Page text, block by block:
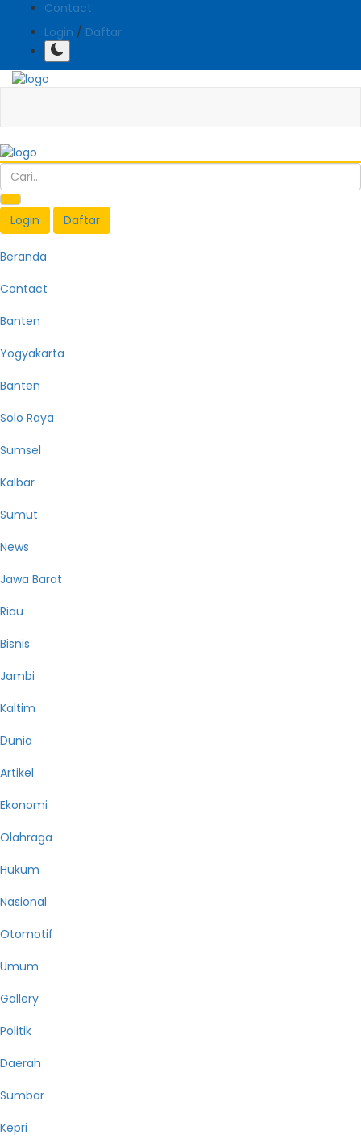
Contact
Login / Daftar
Login Daftar
Beranda
Contact
Banten
Yogyakarta
Banten
Solo Raya
Sumsel
Kalbar
Sumut
News
Jawa Barat
Riau
Bisnis
Jambi
Kaltim
Dunia
Artikel
Ekonomi
Olahraga
Hukum
Nasional
Otomotif
Umum
Gallery
Politik
Daerah
Sumbar
Kepri